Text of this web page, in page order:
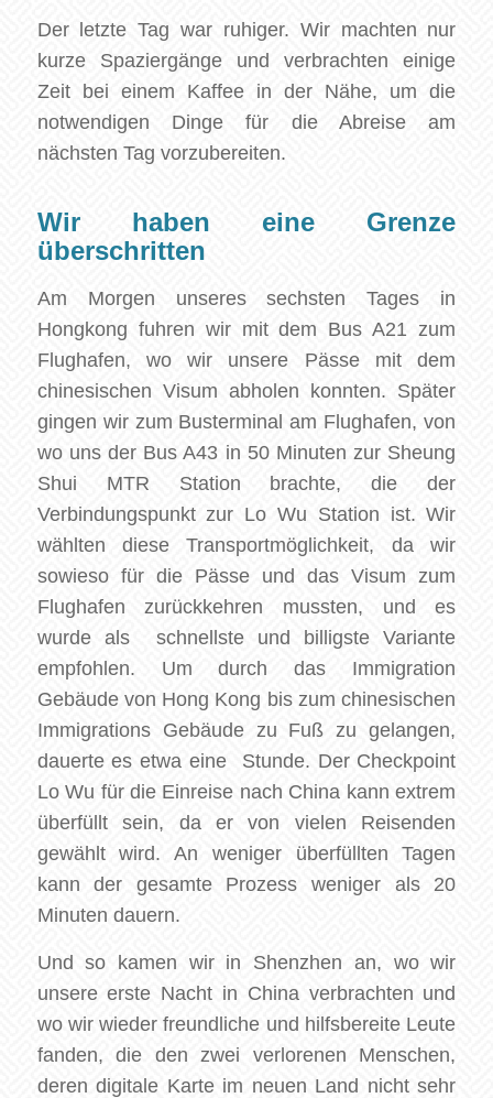
Der letzte Tag war ruhiger. Wir machten nur
kurze Spaziergänge und verbrachten einige
Zeit bei einem Kaffee in der Nähe, um die
notwendigen Dinge für die Abreise am
nächsten Tag vorzubereiten.
Wir haben eine Grenze
überschritten
Am Morgen unseres sechsten Tages in
Hongkong fuhren wir mit dem Bus A21 zum
Flughafen, wo wir unsere Pässe mit dem
chinesischen Visum abholen konnten. Später
gingen wir zum Busterminal am Flughafen, von
wo uns der Bus A43 in 50 Minuten zur Sheung
Shui MTR Station brachte, die der
Verbindungspunkt zur Lo Wu Station ist. Wir
wählten diese Transportmöglichkeit, da wir
sowieso für die Pässe und das Visum zum
Flughafen zurückkehren mussten, und es
wurde als schnellste und billigste Variante
empfohlen. Um durch das Immigration
Gebäude von Hong Kong bis zum chinesischen
Immigrations Gebäude zu Fuß zu gelangen,
dauerte es etwa eine Stunde. Der Checkpoint
Lo Wu für die Einreise nach China kann extrem
überfüllt sein, da er von vielen Reisenden
gewählt wird. An weniger überfüllten Tagen
kann der gesamte Prozess weniger als 20
Minuten dauern.
Und so kamen wir in Shenzhen an, wo wir
unsere erste Nacht in China verbrachten und
wo wir wieder freundliche und hilfsbereite Leute
fanden, die den zwei verlorenen Menschen,
deren digitale Karte im neuen Land nicht sehr